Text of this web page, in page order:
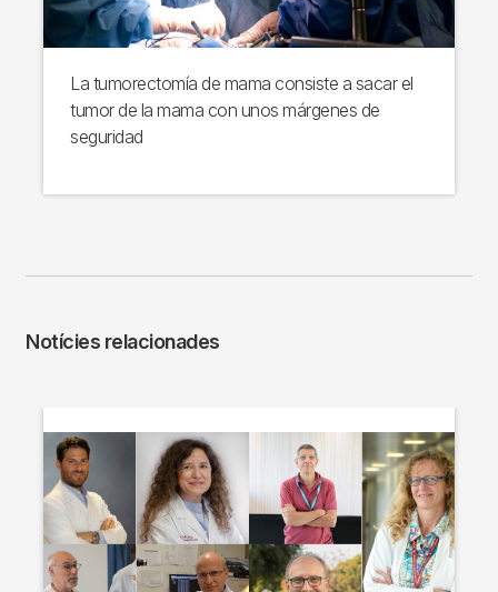
La tumorectomía de mama consiste a sacar el
tumor de la mama con unos márgenes de
seguridad
Notícies relacionades